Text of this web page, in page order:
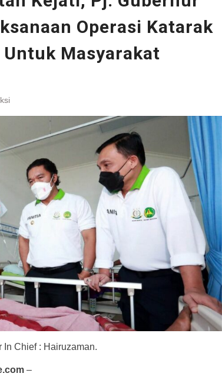
Operasi Katarak
Masyarakat
In Chief : Hairuzaman.
–